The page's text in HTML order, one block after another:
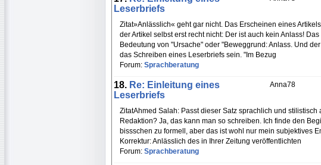
Leserbriefs
Zitat»Anlässlich« geht gar nicht. Das Erscheinen eines
der Artikel selbst erst recht nicht: Der ist auch kein Anlass!
Bedeutung von "Ursache" oder "Beweggrund: Anlass. Und
das Schreiben eines Leserbriefs sein. "Im Bezug
Forum: Sprachberatung
Anna78
18. Re: Einleitung eines
Leserbriefs
ZitatAhmed Salah: Passt dieser Satz sprachlich und
Redaktion? Ja, das kann man so schreiben. Ich finde den
bissschen zu formell, aber das ist wohl nur mein subjektives
Korrektur: Anlässlich des in Ihrer Zeitung veröffentlichten
Forum: Sprachberatung